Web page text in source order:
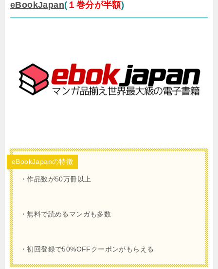
eBookJapan( １巻分が半額)
eBookJapanの特徴
・作品数が50万冊以上
・無料で読めるマンガも多数
・初回登録で50%OFFクーポンがもらえる